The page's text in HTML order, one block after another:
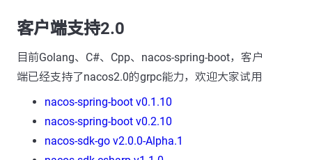
客户端支持2.0
目前Golang、C#、Cpp、nacos-spring-boot，客户
端已经支持了nacos2.0的grpc能力，欢迎大家试用 ​
nacos-spring-boot v0.1.10
nacos-spring-boot v0.2.10
nacos-sdk-go v2.0.0-Alpha.1